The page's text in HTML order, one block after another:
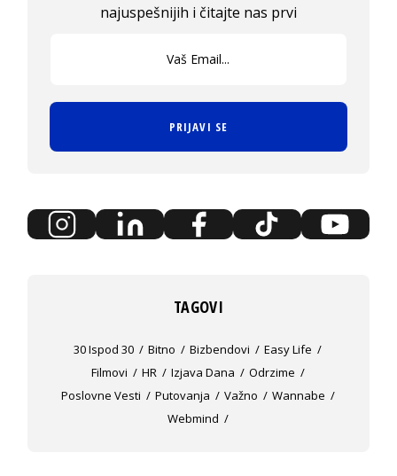
najuspešnijih i čitajte nas prvi
PRIJAVI SE
TAGOVI
30 Ispod 30 Bitno Bizbendovi
Easy Life
Filmovi
HR Izjava Dana
Odrzime
Poslovne Vesti
Putovanja Važno
Wannabe
Webmind